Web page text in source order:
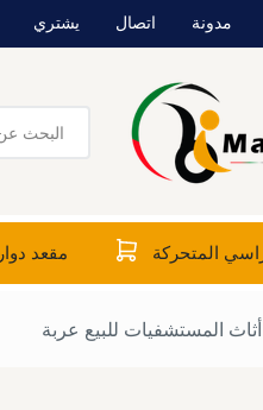
مدونة اتصال يشتري
المتحركة مقعد دوار
أثاث المستشفيات للبيع عربة